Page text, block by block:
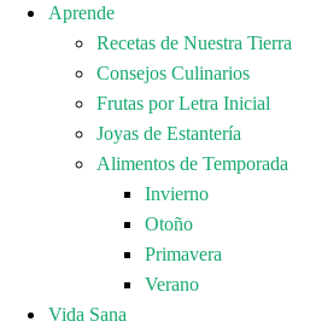
Aprende
Recetas de Nuestra Tierra
Consejos Culinarios
Frutas por Letra Inicial
Joyas de Estantería
Alimentos de Temporada
Invierno
Otoño
Primavera
Verano
Vida Sana